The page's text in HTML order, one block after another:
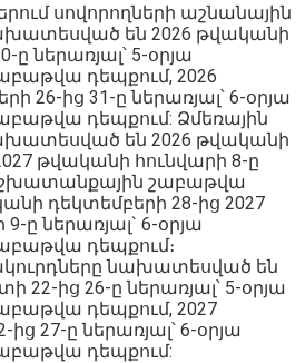
սովորողների աշնանային
են 2026 թվականի
ը ներառյալ՝ 5-օրյա
դեպքում, 2026
26-ից 31-ը ներառյալ՝ 6-օրյա
դեպքում: Ձմեռային
են 2026 թվականի
թվականի հունվարի 8-ը
շաբաթվա
դեկտեմբերի 28-ից 2027
ը ներառյալ` 6-օրյա
դեպքում։
նախատեսված են
22-ից 26-ը ներառյալ՝ 5-օրյա
դեպքում, 2027
27-ը ներառյալ՝ 6-օրյա
դեպքում: